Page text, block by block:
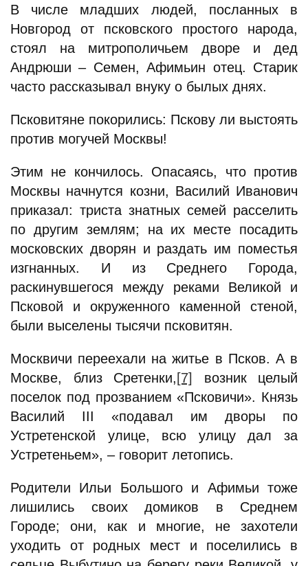
В числе младших людей, посланных в
Новгород от псковского простого народа,
стоял на митрополичьем дворе и дед
Андрюши – Семен, Афимьин отец. Старик
часто рассказывал внуку о былых днях.
Псковитяне покорились: Пскову ли выстоять
против могучей Москвы!
Этим не кончилось. Опасаясь, что против
Москвы начнутся козни, Василий Иванович
приказал: триста знатных семей расселить
по другим землям; на их месте посадить
московских дворян и раздать им поместья
изгнанных. И из Среднего Города,
раскинувшегося между реками Великой и
Псковой и окруженного каменной стеной,
были выселены тысячи псковитян.
Москвичи переехали на житье в Псков. А в
Москве, близ Сретенки, [7]
возник целый
поселок под прозванием «Псковичи». Князь
Василий III «подавал им дворы по
Устретенской улице, всю улицу дал за
Устретеньем», – говорит летопись.
Родители Ильи Большого и Афимьи тоже
лишились своих домиков в Среднем
Городе; они, как и многие, не захотели
уходить от родных мест и поселились в